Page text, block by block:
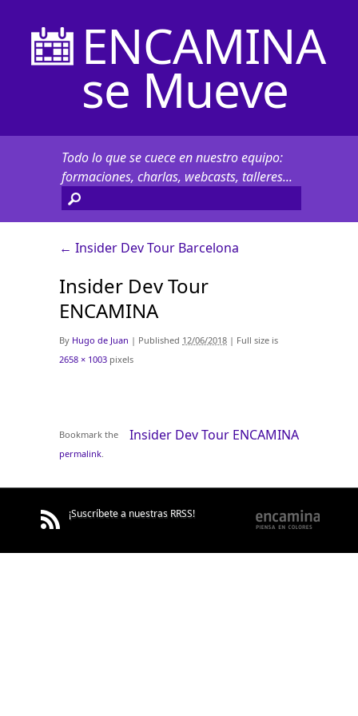
ENCAMINA
se Mueve
Todo lo que se cuece en nuestro equipo:
formaciones, charlas, webcasts, talleres...
← Insider Dev Tour Barcelona
Insider Dev Tour
ENCAMINA
By Hugo de Juan | Published 12/06/2018 | Full size is
2658 × 1003 pixels
Insider Dev Tour ENCAMINA
Bookmark the
permalink
¡Suscríbete a nuestras RRSS!